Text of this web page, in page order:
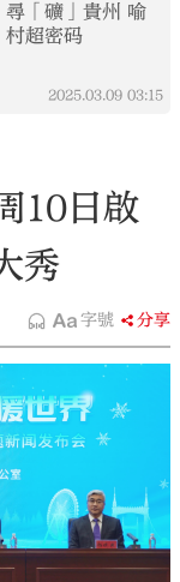
尋「礦」貴州 喻
村超密码
2025.03.09 03:15
10日啟
秀
字號 分享